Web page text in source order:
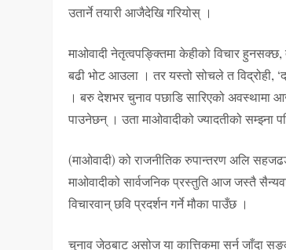
उतार्ने तयारी आजैदेखि गरियोस् ।
माओवादी नेतृत्वपङ्क्तिमा केहीको विचार
बढी भोट आउला । तर यस्तो सोचले त विद्रोही,
। बरु देशभर चुनाव पछाडि सारिएको अवस्थामा
पाउनेछन् । उता माओवादीको ज्यादतीको
(माओवादी) को राजनीतिक रुपान्तरण अलि
माओवादीको सार्वजनिक प्रस्तुति आज जस्तै
विचारवान् छवि प्रदर्शन गर्ने मौका पाउँछ ।
चुनाव जेठबाट असोज या कात्तिकमा सर्न जाँदा